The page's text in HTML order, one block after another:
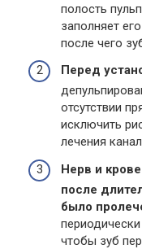
полость
заполняет
после чего
Перед
отсутствии
исключить
лечения
Нерв и
после
было
чтобы зуб